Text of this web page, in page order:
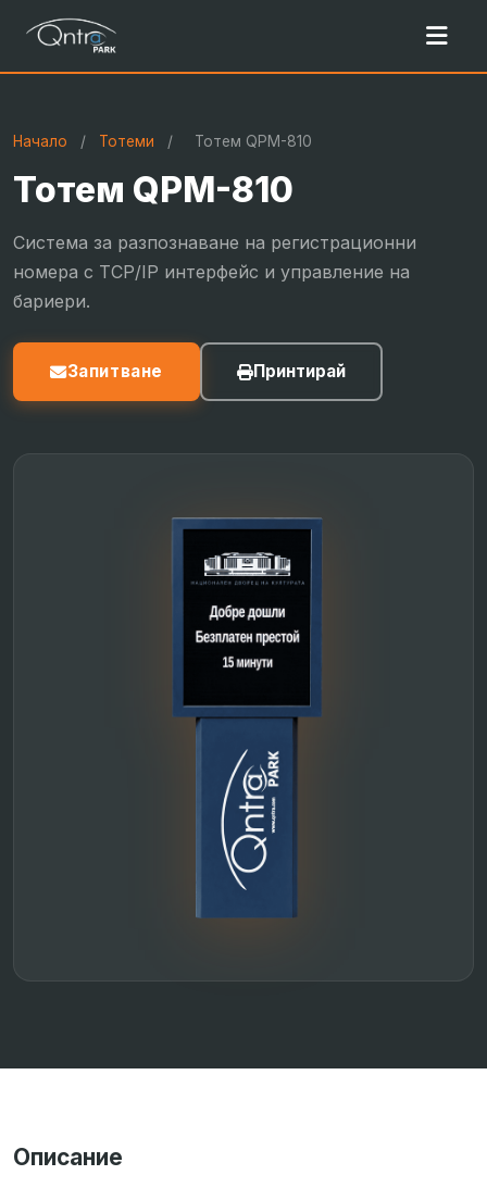
Начало / Тотеми / Тотем QPM-810
Тотем QPM-810
Система за разпознаване на регистрационни
номера с TCP/IP интерфейс и управление на
бариери.
Запитване Принтирай
Описание